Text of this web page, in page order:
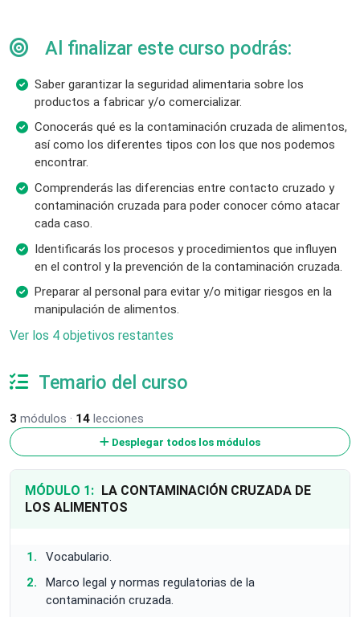
Al finalizar este curso podrás:
Saber garantizar la seguridad alimentaria sobre los
productos a fabricar y/o comercializar.
Conocerás qué es la contaminación cruzada de alimentos,
así como los diferentes tipos con los que nos podemos
encontrar.
Comprenderás las diferencias entre contacto cruzado y
contaminación cruzada para poder conocer cómo atacar
cada caso.
Identificarás los procesos y procedimientos que influyen
en el control y la prevención de la contaminación cruzada.
Preparar al personal para evitar y/o mitigar riesgos en la
manipulación de alimentos.
Ver los 4 objetivos restantes
Temario del curso
3 módulos · 14 lecciones
Desplegar todos los módulos
MÓDULO 1:
LOS ALIMENTOS
Vocabulario.
Marco legal y normas regulatorias de la
contaminación cruzada.